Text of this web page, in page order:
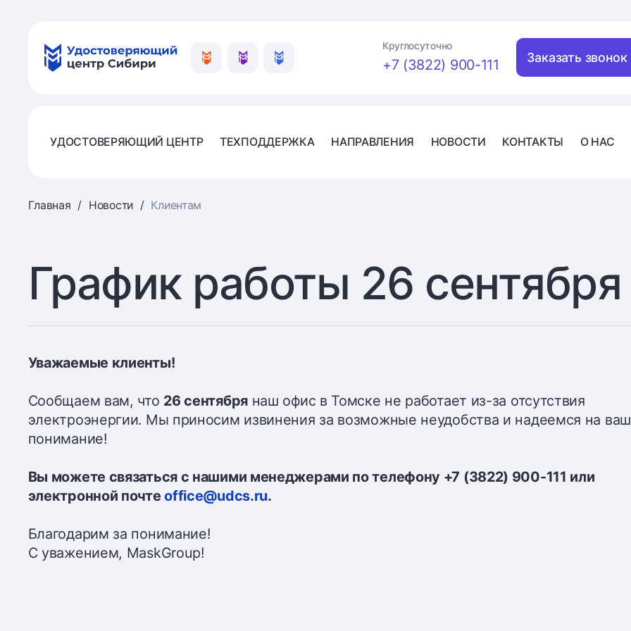
Круглосуточно
+7 (3822) 900-111 Заказать звонок
УДОСТОВЕРЯЮЩИЙ ЦЕНТР ТЕХПОДДЕРЖКА НАПРАВЛЕНИЯ НОВОСТИ КОНТАКТЫ О НАС
Главная Новости Клиентам
График работы 26 сентября
Уважаемые клиенты!
Сообщаем вам, что 26 сентябрянаш офис в Томске не работает из-за отсутствия
электроэнергии. Мы приносим извинения за возможные неудобства и надеемся на
понимание!
Вы можете связаться с нашими менеджерами по телефону +7 (3822) 900-111 или
электронной почтеoffice@udcs.ru.
Благодарим за понимание!
С уважением, MaskGroup!